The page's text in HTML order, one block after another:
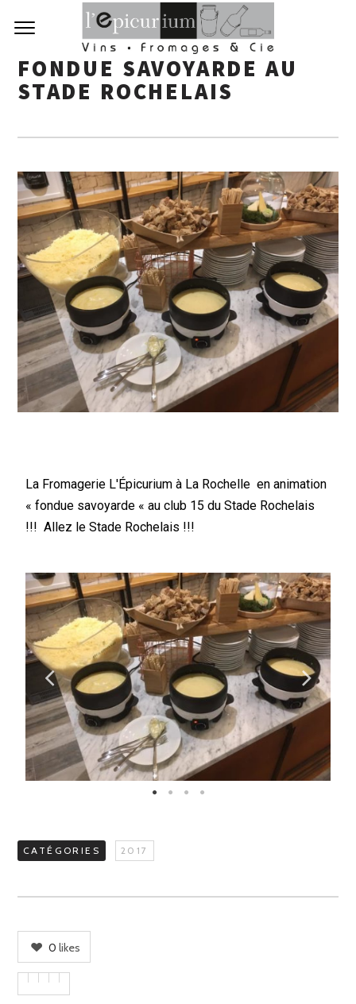
FONDUE SAVOYARDE AU
STADE ROCHELAIS
La Fromagerie L'Épicurium à La Rochelle en animation
« fondue savoyarde « au club 15 du Stade Rochelais
!!! Allez le Stade Rochelais !!!
CATÉGORIES 2017
0 likes